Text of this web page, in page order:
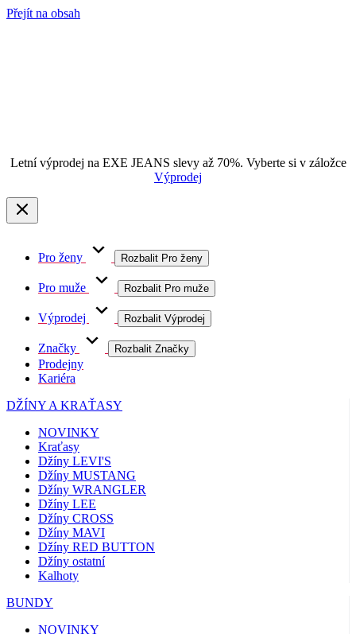
Přejít na obsah
Letní výprodej na EXE JEANS slevy až 70%. Vyberte si v záložce
Výprodej
Pro ženy Rozbalit Pro ženy
Pro muže Rozbalit Pro muže
Výprodej Rozbalit Výprodej
Značky Rozbalit Značky
Prodejny
Kariéra
DŽÍNY A KRAŤASY
NOVINKY
Kraťasy
Džíny LEVI'S
Džíny MUSTANG
Džíny WRANGLER
Džíny LEE
Džíny CROSS
Džíny MAVI
Džíny RED BUTTON
Džíny ostatní
Kalhoty
BUNDY
NOVINKY